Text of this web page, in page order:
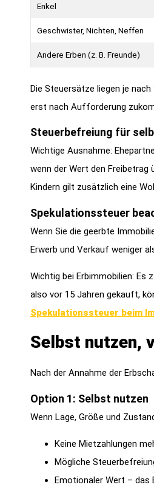
Enkel
Geschwister, Nichten, Neffen
Andere Erben (z. B. Freunde)
Die Steuersätze liegen je
erst nach Aufforderung
Steuerbefreiung für
Wichtige Ausnahme:
wenn der Wert den
Kindern gilt zusätzlich eine
Spekulationssteuer
Wenn Sie die geerbte
Erwerb und Verkauf weniger
Wichtig bei Erbimmobilien: Es
also vor 15 Jahren gekauft,
Spekulationssteuer beim
Selbst nutzen,
Nach der Annahme der
Option 1: Selbst nutzen
Wenn Lage, Größe und
Keine Mietzahlungen
Mögliche
Emotionaler Wert – das